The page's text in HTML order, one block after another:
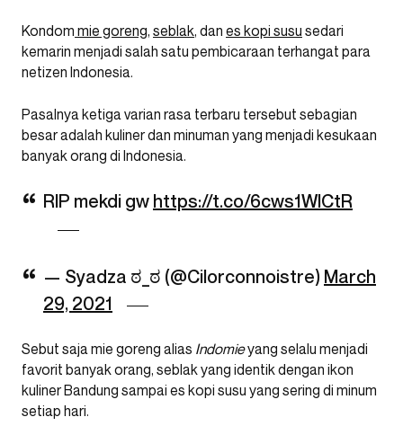
Kondom mie goreng, seblak, dan es kopi susu sedari
kemarin menjadi salah satu pembicaraan terhangat para
netizen Indonesia.
Pasalnya ketiga varian rasa terbaru tersebut sebagian
besar adalah kuliner dan minuman yang menjadi kesukaan
banyak orang di Indonesia.
RIP mekdi gw https://t.co/6cws1WICtR
— Syadza ಠ_ಠ (@Cilorconnoistre) March
29, 2021
Sebut saja mie goreng alias Indomieyang selalu menjadi
favorit banyak orang, seblak yang identik dengan ikon
kuliner Bandung sampai es kopi susu yang sering di minum
setiap hari.